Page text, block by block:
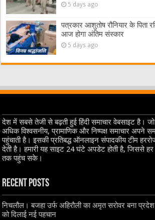
5 days ago
पत्रकार आशुतोष रौनियार के पिता
आज होगा अंतिम संस्कार
5 days ago
देश में सबसे तेजी से बढ़ती हुई हिंदी समाचार वेबसाइट है।
अधिक विश्वसनीय, प्रामाणिक और निष्पक्ष समाचार अपने
पहुंचाती है। इसकी प्रतिबद्ध ऑनलाइन संपादकीय टीम
देती है। हमारी यह साइट 24 घंटे अपडेट होती है, जिससे हर
तक पहुंच सके।
Recent Posts
निचलौल। बजहा उर्फ अहिरौली का अमृत सरोवर बना
को दिलाई नई पहचान